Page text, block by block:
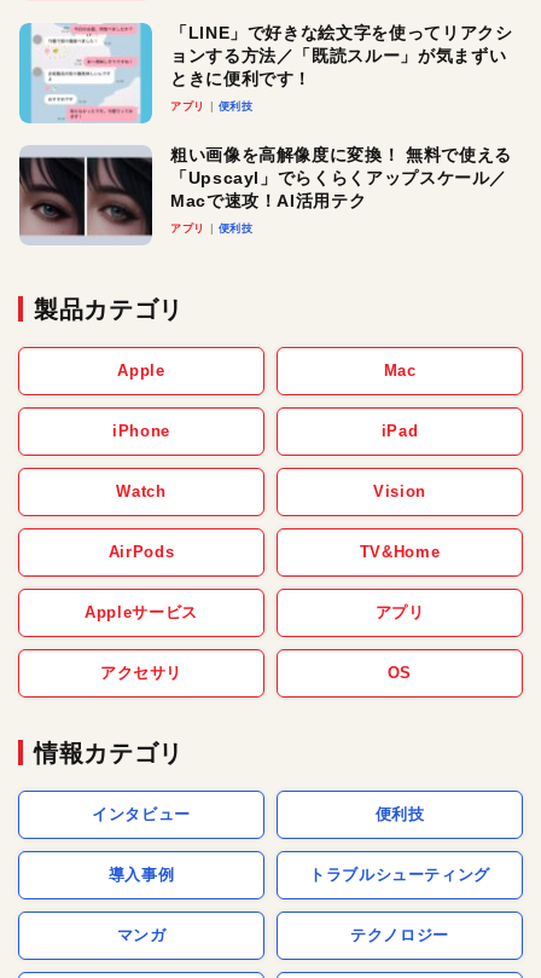
「LINE」で好きな絵文字を使ってリアクシ
ョンする方法／「既読スルー」が気まずい
ときに便利です！
アプリ 便利技
粗い画像を高解像度に変換！ 無料で使える
「Upscayl」でらくらくアップスケール／
Macで速攻！AI活用テク
アプリ 便利技
製品カテゴリ
Apple Mac
iPhone iPad
Watch Vision
AirPods TV&Home
Appleサービス アプリ
アクセサリ OS
情報カテゴリ
インタビュー 便利技
導入事例 トラブルシューティング
マンガ テクノロジー